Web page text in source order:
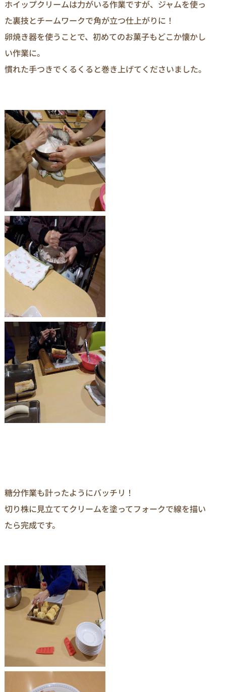
ホイップクリームは力がいる作業ですが、ジャムを使っ
た裏技とチームワークで角が立つ仕上がりに！
卵焼き器を使うことで、初めてのお菓子もどこか懐かし
い作業に。
慣れた手つきでくるくると巻き上げてくださいました。
糖分作業も計ったようにバッチリ！
切り株に見立ててクリームを塗ってフォークで線を描い
たら完成です。